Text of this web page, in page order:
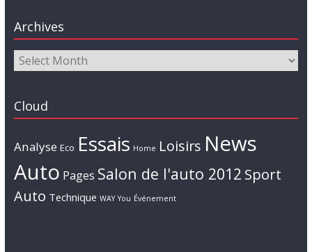
Archives
Cloud
Analyse Eco Essais Home Loisirs News
Auto Pages Salon de l'auto 2012 Sport
Auto Technique WAY You Événement